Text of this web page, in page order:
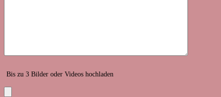
Bis zu 3 Bilder oder Videos hochladen